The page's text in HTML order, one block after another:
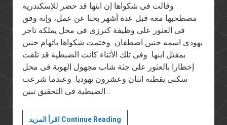
وقالت فى شكواها إن ابنها قد حضر للإسكندرية
مصطحبها معه قبل عدة أشهر بحثا عن عمل، وإنه وفق
فى العثور على وظيفة كترزى فى محل يملكه تاجر
يهودى اسمه حنين اصطفان. وختمت شكواها باتهام حنين
بمقتل ابنها. وفى تلك الأثناء كانت الضبطية قد تلقت
إخطارا بالعثور على جثة شاب مجهول الهوية فى محل
سكنى يقطنه اثنان وعشرون يهوديا. وعندما شرعت
اقرأ المزيد Continue Readingصعود